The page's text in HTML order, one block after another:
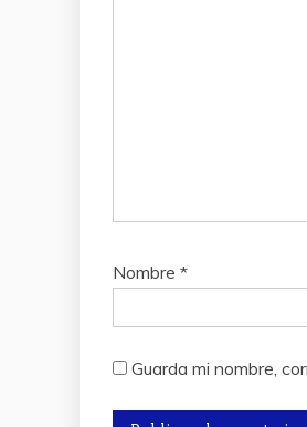
Nombre *
Guarda mi nombre,